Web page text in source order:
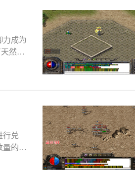
力成为
然优
行兑
量的白